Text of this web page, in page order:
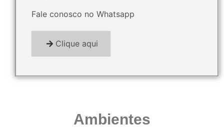
Fale conosco no Whatsapp
Clique aqui
Ambientes